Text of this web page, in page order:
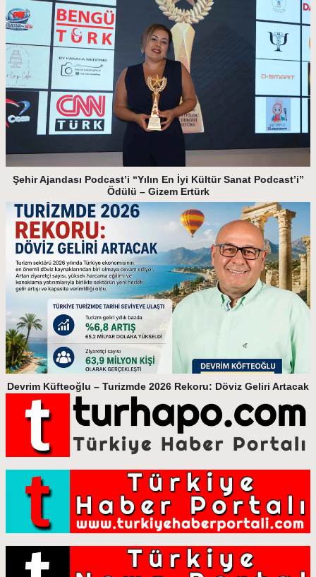
Şehir Ajandası Podcast’i “Yılın En İyi Kültür Sanat Podcast’i”
Ödülü – Gizem Ertürk
Devrim Küfteoğlu – Turizmde 2026 Rekoru: Döviz Geliri Artacak